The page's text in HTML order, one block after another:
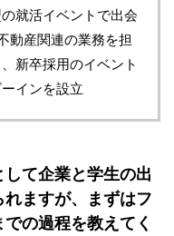
就活イベントで出会
動産関連の業務を担
新卒採用のイベント
インを設立
て企業と学生の出
ますが、まずはフ
の過程を教えてく